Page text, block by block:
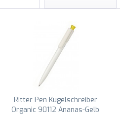
Ritter Pen Kugelschreiber
Organic 90112 Ananas-Gelb